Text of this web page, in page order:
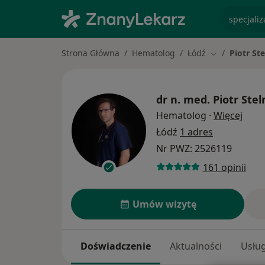
Strona Główna Hematolog Łódź Zmień miasto
Piotr
dr n. med. Piotr
Hematolog · Więcej
Łódź 1 adres
Nr PWZ: 2526119
161 opinii
Umów wizytę
Doświadczenie Aktualności